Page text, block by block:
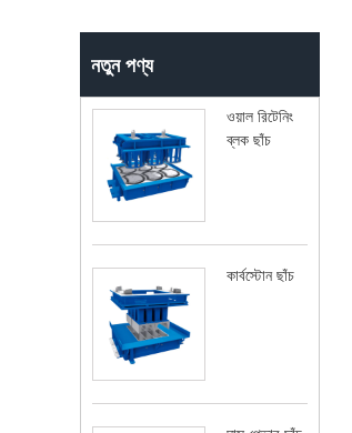
নতুন পণ্য
ওয়াল রিটেনিং
ব্লক ছাঁচ
কার্বস্টোন ছাঁচ